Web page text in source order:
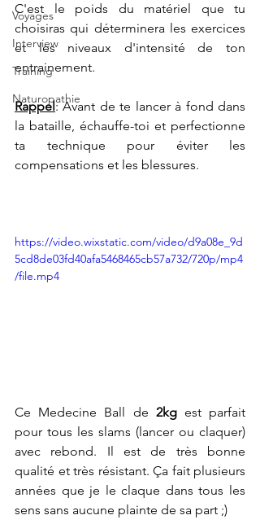
Voyages
Interview
Training
Naturopathie
C'est le poids du matériel que tu
choisiras qui déterminera les exercices
et les niveaux d'intensité de ton
entrainement.
Rappel: Avant de te lancer à fond dans
la bataille, échauffe-toi et perfectionne
ta technique pour éviter les
compensations et les blessures.
https://video.wixstatic.com/video/d9a08e_9d
5cd8de03fd40afa5468465cb57a732/720p/mp4
/file.mp4
Ce Medecine Ball de 2kg est parfait
pour tous les slams (lancer ou claquer)
avec rebond. Il est de très bonne
qualité et très résistant. Ça fait plusieurs
années que je le claque dans tous les
sens sans aucune plainte de sa part ;)